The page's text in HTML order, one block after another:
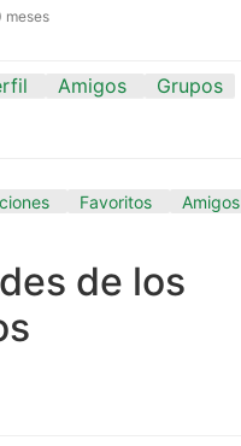
meses
Amigos
Grupos
Favoritos Amigos
de los